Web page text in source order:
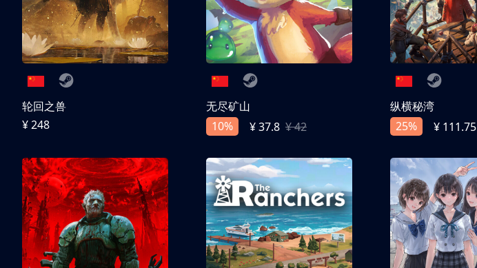
轮回之兽
¥ 248
无尽矿山
10%
¥ 37.8 ¥ 42
纵横秘湾
25%
¥ 111.75